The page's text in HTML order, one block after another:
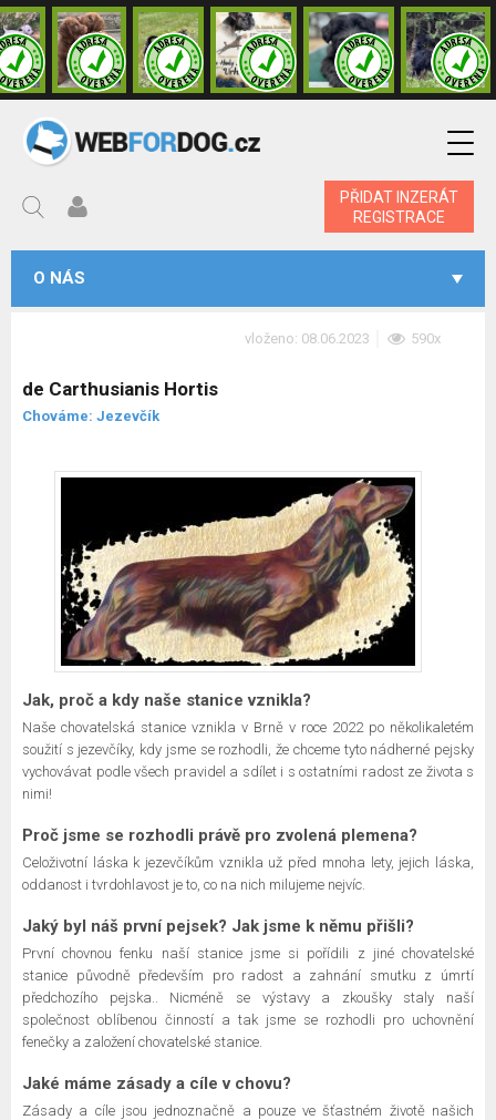
PŘIDAT INZERÁT
REGISTRACE
O NÁS
vloženo: 08.06.2023 590x
de Carthusianis Hortis
Chováme: Jezevčík
Jak, proč a kdy naše stanice vznikla?
Naše chovatelská stanice vznikla v Brně v roce 2022 po několikaletém
soužití s jezevčíky, kdy jsme se rozhodli, že chceme tyto nádherné pejsky
vychovávat podle všech pravidel a sdílet i s ostatními radost ze života s
nimi!
Proč jsme se rozhodli právě pro zvolená plemena?
Celoživotní láska k jezevčíkům vznikla už před mnoha lety, jejich láska,
oddanost i tvrdohlavost je to, co na nich milujeme nejvíc.
Jaký byl náš první pejsek? Jak jsme k němu přišli?
První chovnou fenku naší stanice jsme si pořídili z jiné chovatelské
stanice původně především pro radost a zahnání smutku z úmrtí
předchozího pejska.. Nicméně se výstavy a zkoušky staly naší
společnost oblíbenou činností a tak jsme se rozhodli pro uchovnění
fenečky a založení chovatelské stanice.
Jaké máme zásady a cíle v chovu?
Zásady a cíle jsou jednoznačně a pouze ve šťastném životě našich